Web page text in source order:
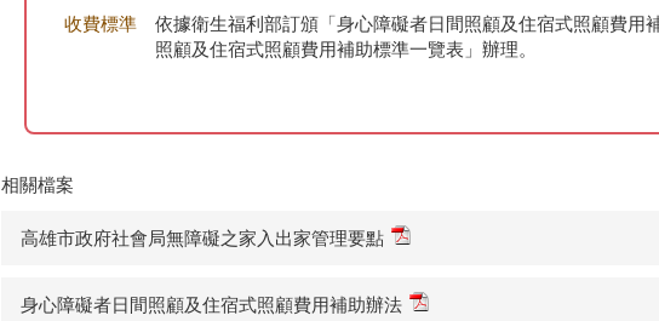
收費標準
依據衛生福利部訂頒「身心障礙者日間照顧及住宿式照顧費用
照顧及住宿式照顧費用補助標準一覽表」辦理。
相關檔案
高雄市政府社會局無障礙之家入出家管理要點
身心障礙者日間照顧及住宿式照顧費用補助辦法